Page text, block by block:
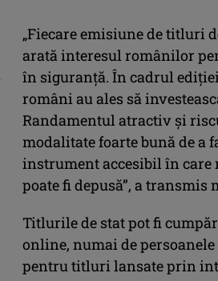
„Fiecare emisiune de titluri
arată interesul românilor
în siguranţă. În cadrul ediţiei
români au ales să
Randamentul atractiv şi
modalitate foarte bună de a
instrument accesibil în
poate fi depusă”, a
Titlurile de stat pot fi
online, numai de
pentru titluri lansate prin